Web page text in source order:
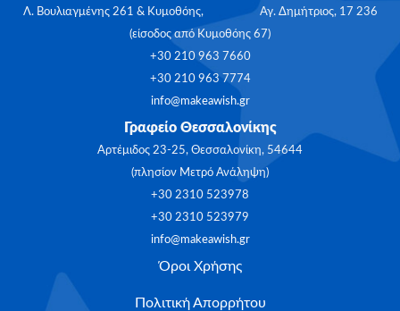
Λ. Βουλιαγμένης 261 & Κυμοθόης, Αγ. Δημήτριος, 17 236
(είσοδος από Κυμοθόης 67)
+30 210 963 7660
+30 210 963 7774
info@makeawish.gr
Γραφείο Θεσσαλονίκης
Αρτέμιδος 23-25, Θεσσαλονίκη, 54644
(πλησίον Μετρό Ανάληψη)
+30 2310 523978
+30 2310 523979
info@makeawish.gr
Όροι Χρήσης
Πολιτική Απορρήτου